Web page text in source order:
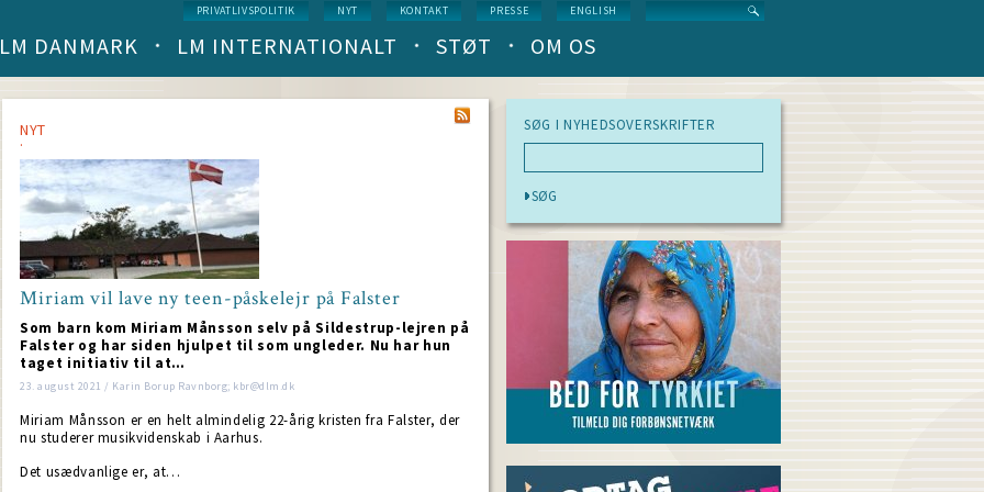
Service
menu
PRIVATLIVSPOLITIK NYT KONTAKT PRESSE ENGLISH
Main
(level
1)
LM DANMARK LM INTERNATIONALT STØT OM OS
NYT
Miriam vil lave ny teen-påskelejr på Falster
Som barn kom Miriam Månsson selv på Sildestrup-lejren på
Falster og har siden hjulpet til som ungleder. Nu har hun
taget initiativ til at…
23. august 2021 / Karin Borup Ravnborg; kbr@dlm.dk
Miriam Månsson er en helt almindelig 22-årig kristen fra Falster, der
nu studerer musikvidenskab i Aarhus.
Det usædvanlige er, at…
SØG I NYHEDSOVERSKRIFTER